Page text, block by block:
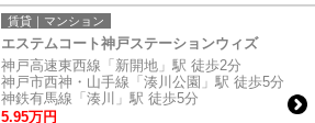
賃貸｜マンション
エステムコート神戸ステーションウィズ
神戸高速東西線「新開地」駅 徒歩2分
神戸市西神・山手線「湊川公園」駅 徒歩5分
神鉄有馬線「湊川」駅 徒歩5分
5.95万円